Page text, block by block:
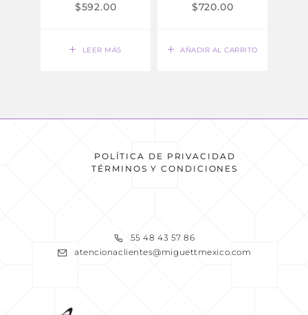
LEER MÁS
$592.00
AÑADIR AL CARRITO
$720.00
POLÍTICA DE PRIVACIDAD
TÉRMINOS Y CONDICIONES
55 48 43 57 86
atencionaclientes@miguettmexico.com